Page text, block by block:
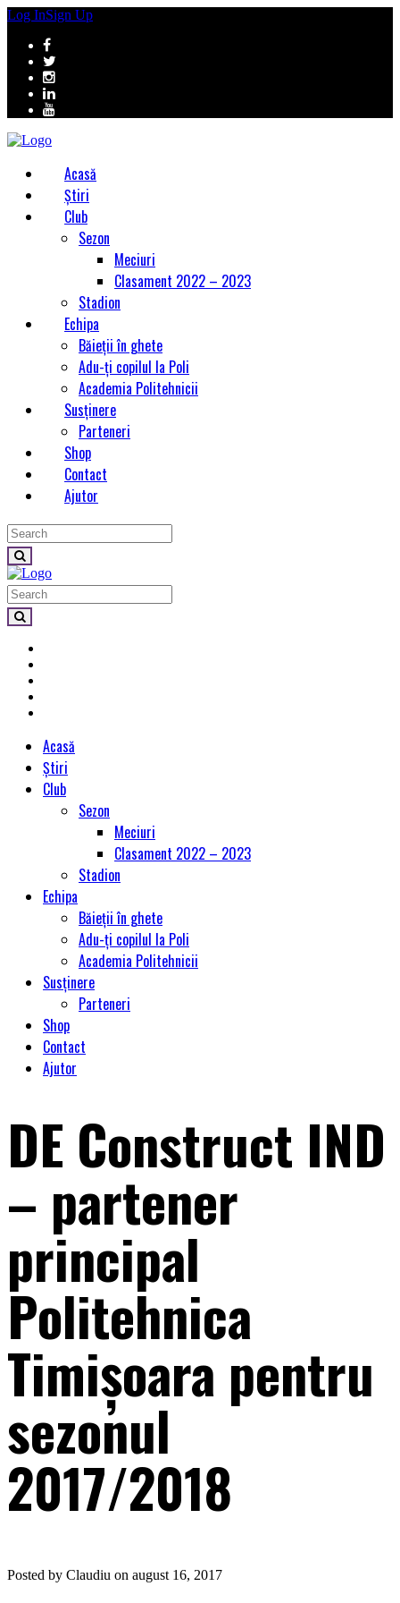
Log InSign Up
Acasă
Știri
Club
Sezon
Meciuri
Clasament 2022 – 2023
Stadion
Echipa
Băieții în ghete
Adu-ți copilul la Poli
Academia Politehnicii
Susținere
Parteneri
Shop
Contact
Ajutor
Acasă
Știri
Club
Sezon
Meciuri
Clasament 2022 – 2023
Stadion
Echipa
Băieții în ghete
Adu-ți copilul la Poli
Academia Politehnicii
Susținere
Parteneri
Shop
Contact
Ajutor
DE Construct IND
– partener
principal
Politehnica
Timișoara pentru
sezonul
2017/2018
Posted by Claudiu on august 16, 2017